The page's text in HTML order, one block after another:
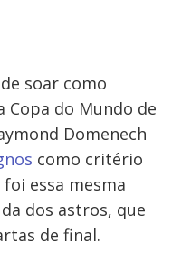
soar como
Copa do Mundo de
Domenech
como critério
essa mesma
dos astros, que
de final.